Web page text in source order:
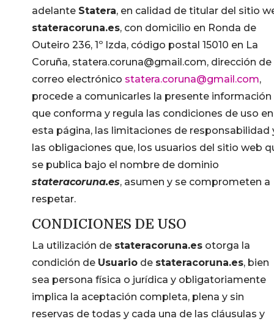
adelante Statera, en calidad de titular del sitio
stateracoruna.es, con domicilio en Ronda de
Outeiro 236, 1º Izda, código postal 15010 en La
Coruña, statera.coruna@gmail.com, dirección de
correo electrónico statera.coruna@gmail.com,
procede a comunicarles la presente información
que conforma y regula las condiciones de uso en
esta página, las limitaciones de responsabilidad
las obligaciones que, los usuarios del sitio web
se publica bajo el nombre de dominio
stateracoruna.es, asumen y se comprometen a
respetar.
CONDICIONES DE USO
La utilización de stateracoruna.es otorga la
condición de Usuario de stateracoruna.es, bien
sea persona física o jurídica y obligatoriamente
implica la aceptación completa, plena y sin
reservas de todas y cada una de las cláusulas y